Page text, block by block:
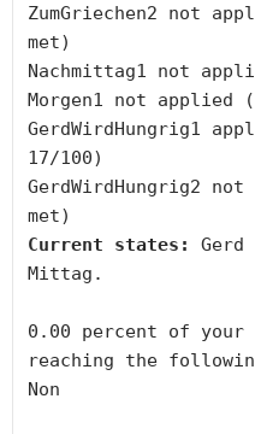
ZumGriechen2 not
met)
Nachmittag1 not
Morgen1 not applied
GerdWirdHungrig1
17/100)
GerdWirdHungrig2
Current states:
Mittag.
0.00 percent of your
reaching the
Non